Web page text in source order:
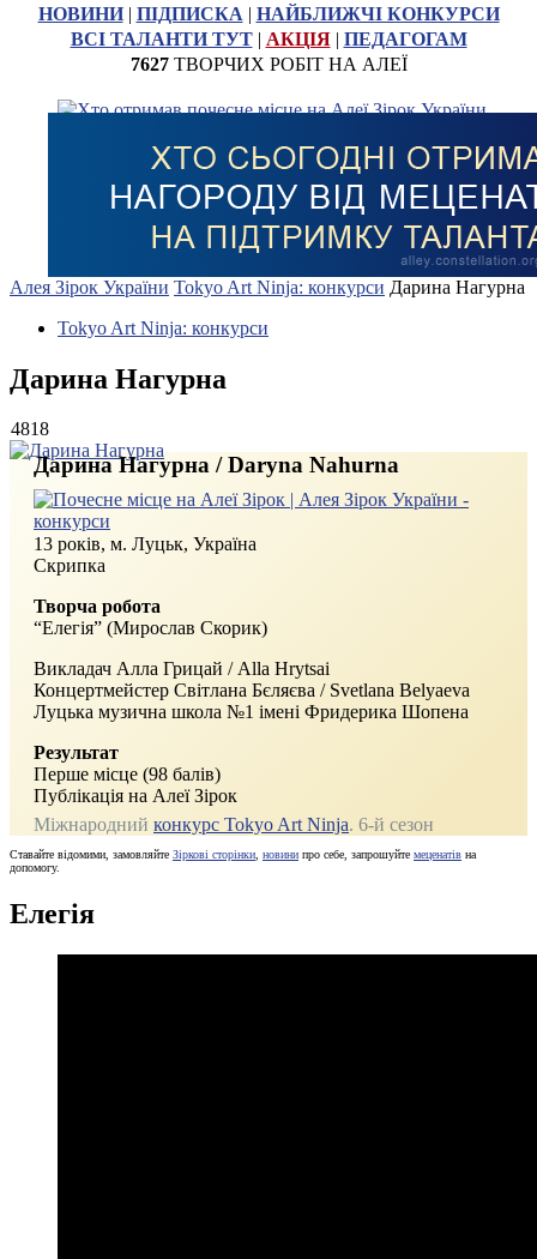
НОВИНИ| ПІДПИСКА | НАЙБЛИЖЧІ КОНКУРСИ
ВСІ ТАЛАНТИ ТУТ| АКЦІЯ| ПЕДАГОГАМ
7627ТВОРЧИХ РОБІТ НА АЛЕЇ
Алея Зірок України Tokyo Art Ninja: конкурси Дарина Нагурна
Tokyo Art Ninja: конкурси
Дарина Нагурна
4818
Дарина Нагурна / Daryna Nahurna
13 років, м. Луцьк, Україна
Скрипка
Творча робота
“Елегія” (Мирослав Скорик)
Викладач Алла Грицай / Alla Hrytsai
Концертмейстер Світлана Бєляєва / Svetlana Belyaeva
Луцька музична школа №1 імені Фридерика Шопена
Результат
Перше місце (98 балів)
Публікація на Алеї Зірок
Міжнародний конкурс Tokyo Art Ninja. 6‑й сезон
Ставайте відомими, замовляйте Зіркові сторінки новини про себе, запрошуйте меценатів на
допомогу.
Елегія